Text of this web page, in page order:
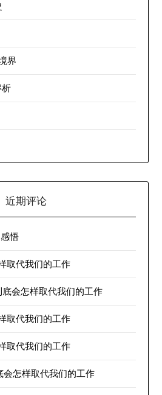
界
析
近期评论
悟
取代我们的工作
底会怎样取代我们的工作
取代我们的工作
取代我们的工作
会怎样取代我们的工作